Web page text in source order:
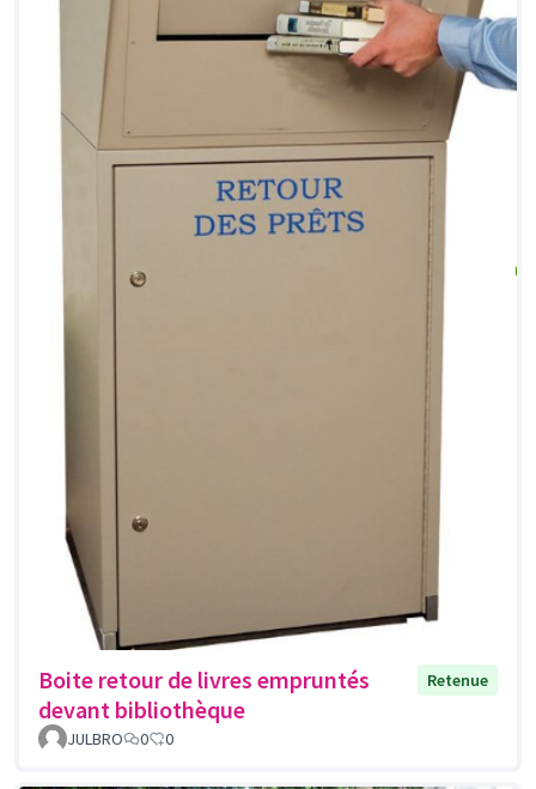
Boite retour de livres empruntés
devant bibliothèque
Retenue
JULBRO 0 0